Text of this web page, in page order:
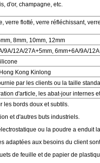
d'or, champagne, etc.
verre flotté, verre réfléchissant,
8mm, 10mm, 12mm
9A/12A/27A+5mm, 6mm+6A/9A/
Kong Kinlong
par les clients ou la taille
d'article, les abat-jour internes
les bords doux et subtils.
et d'autres buts industriels.
ou la poudre a enduit
adaptées aux besoins du client
de feuille et de papier de